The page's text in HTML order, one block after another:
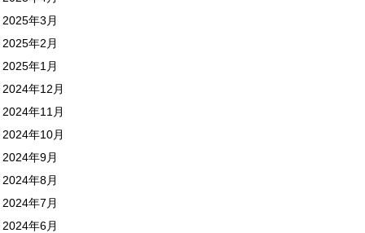
2025年3月
2025年2月
2025年1月
2024年12月
2024年11月
2024年10月
2024年9月
2024年8月
2024年7月
2024年6月